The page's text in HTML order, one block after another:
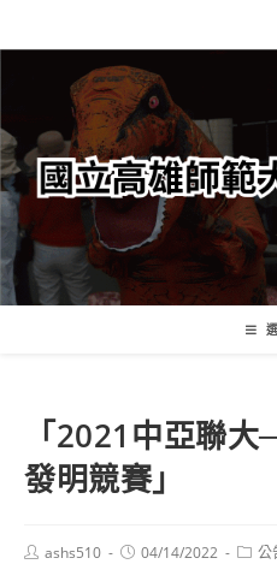
轉
要
內
容
「2021中亞聯
發明競賽」
Postashs510
Post04/14/2022
Post公